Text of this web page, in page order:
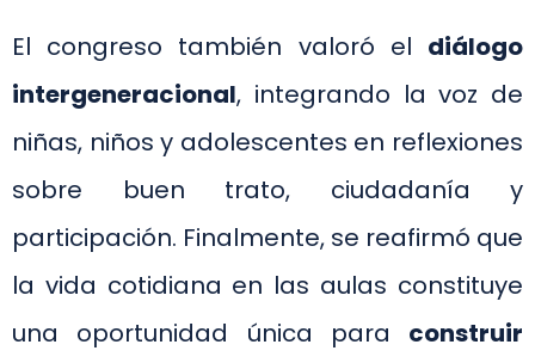
El congreso también valoró el diálogo
intergeneracional, integrando la voz de
niñas, niños y adolescentes en reflexiones
sobre buen trato, ciudadanía y
participación. Finalmente, se reafirmó que
la vida cotidiana en las aulas constituye
una oportunidad única para construir